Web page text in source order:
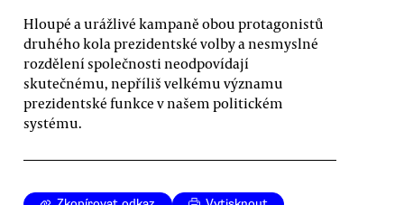
Hloupé a urážlivé kampaně obou protagonistů
druhého kola prezidentské volby a nesmyslné
rozdělení společnosti neodpovídají
skutečnému, nepříliš velkému významu
prezidentské funkce v našem politickém
systému.